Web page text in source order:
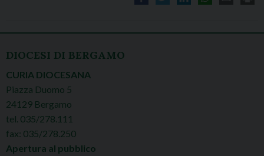
DIOCESI DI BERGAMO
CURIA DIOCESANA
Piazza Duomo 5
24129 Bergamo
tel. 035/278.111
fax: 035/278.250
Apertura al pubblico